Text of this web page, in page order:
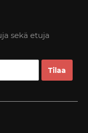
sekä etuja